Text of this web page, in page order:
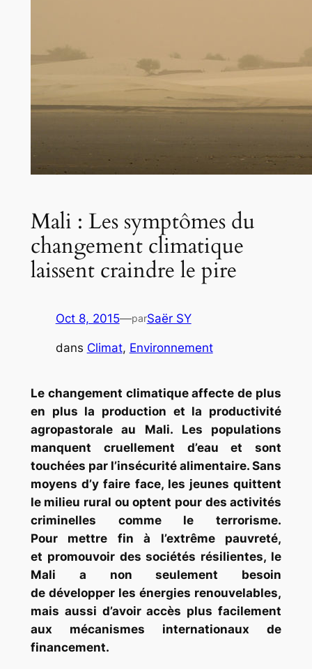
Mali : Les symptômes du
changement climatique
laissent craindre le pire
Oct 8, 2015—parSaër SY
dans Climat, Environnement
Le changement climatique affecte de plus
en plus la production et la productivité
agropastorale au Mali. Les populations
manquent cruellement d’eau et sont
touchées par l’insécurité alimentaire. Sans
moyens d’y faire face, les jeunes quittent
le milieu rural ou optent pour des activités
criminelles comme le terrorisme.
Pour mettre fin à l’extrême pauvreté,
et promouvoir des sociétés résilientes, le
Mali a non seulement besoin
de développer les énergies renouvelables,
mais aussi d’avoir accès plus facilement
aux mécanismes internationaux de
financement.